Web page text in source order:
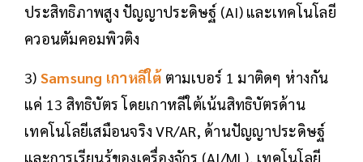
ประสิทธิภาพสูง ปัญญาประดิษฐ์ (AI) และเทคโนโลยี
ควอนตัมคอมพิวติง
3) Samsung เกาหลีใต้ ตามเบอร์ 1 มาติดๆ ห่างกัน
แค่ 13 สิทธิบัตร โดยเกาหลีใต้เน้นสิทธิบัตรด้าน
เทคโนโลยีเสมือนจริง VR/AR, ด้านปัญญาประดิษฐ์
และการเรียนรู้ของเครื่องจักร (AI/ML), เทคโนโลยี